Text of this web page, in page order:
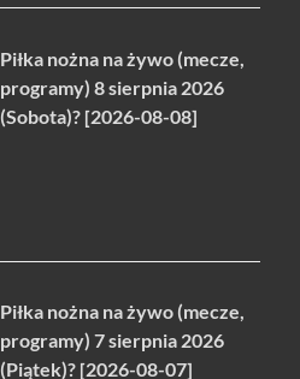
Piłka nożna na żywo (mecze,
programy) 8 sierpnia 2026
(Sobota)? [2026-08-08]
Piłka nożna na żywo (mecze,
programy) 7 sierpnia 2026
(Piątek)? [2026-08-07]